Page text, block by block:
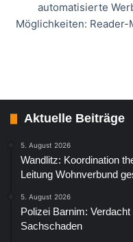
automatisierte
Möglichkeiten:
Aktuelle Beiträge
5. August 2026
Wandlitz: Koordination
Leitung Wohnverbund
5. August 2026
Polizei Barnim:
Sachschaden